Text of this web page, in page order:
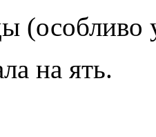
(особливо
на ять.